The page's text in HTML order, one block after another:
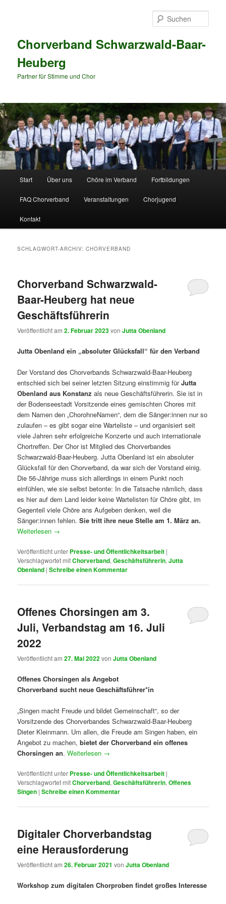
Chorverband Schwarzwald-Baar-
Heuberg
Partner für Stimme und Chor
Start Über uns Chöre im Verband Fortbildungen
FAQ Chorverband Veranstaltungen Chorjugend
Kontakt
SCHLAGWORT-ARCHIV:CHORVERBAND
Chorverband Schwarzwald-
Baar-Heuberg hat neue
Geschäftsführerin
Veröffentlicht am2. Februar 2023vonJutta Obenland
Jutta Obenland ein „absoluter Glücksfall“ für den Verband
Der Vorstand des Chorverbands Schwarzwald-Baar-Heuberg
entschied sich bei seiner letzten Sitzung einstimmig fürJutta
Obenland aus Konstanz als neue Geschäftsführerin. Sie ist in
der Bodenseestadt Vorsitzende eines gemischten Chores mit
dem Namen den „ChorohneNamen“, dem die Sänger:innen nur so
zulaufen – es gibt sogar eine Warteliste – und organisiert seit
viele Jahren sehr erfolgreiche Konzerte und auch internationale
Chortreffen. Der Chor ist Mitglied des Chorverbandes
Schwarzwald-Baar-Heuberg. Jutta Obenland ist ein absoluter
Glücksfall für den Chorverband, da war sich der Vorstand einig.
Die 56-Jährige muss sich allerdings in einem Punkt noch
einfühlen, wie sie selbst betonte: In die Tatsache nämlich, dass
es hier auf dem Land leider keine Wartelisten für Chöre gibt, im
Gegenteil viele Chöre ans Aufgeben denken, weil die
Sänger:innen fehlen.Sie tritt ihre neue Stelle am 1. März an.
Weiterlesen →
Veröffentlicht unter Presse- und Öffentlichkeitsarbeit |
Verschlagwortet mitChorverband,Geschäftsführerin,Jutta
Obenland |Schreibe einen Kommentar
Offenes Chorsingen am 3.
Juli, Verbandstag am 16. Juli
2022
Veröffentlicht am27. Mai 2022vonJutta Obenland
Offenes Chorsingen als Angebot
Chorverband sucht neue Geschäftsführer*in
„Singen macht Freude und bildet Gemeinschaft“, so der
Vorsitzende des Chorverbandes Schwarzwald-Baar-Heuberg
Dieter Kleinmann. Um allen, die Freude am Singen haben, ein
Angebot zu machen,bietet der Chorverband ein offenes
Chorsingen an.Weiterlesen →
Veröffentlicht unter Presse- und Öffentlichkeitsarbeit |
Verschlagwortet mitChorverband,Geschäftsführerin,Offenes
Singen |Schreibe einen Kommentar
Digitaler Chorverbandstag
eine Herausforderung
Veröffentlicht am26. Februar 2021 vonJutta Obenland
Workshop zum digitalen Chorproben findet großes Interesse